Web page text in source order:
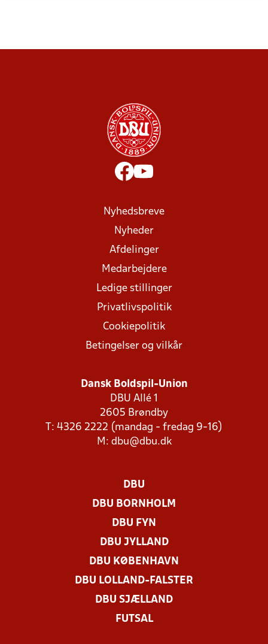
Nyhedsbreve
Nyheder
Afdelinger
Medarbejdere
Ledige stillinger
Privatlivspolitik
Cookiepolitik
Betingelser og vilkår
Dansk Boldspil-Union
DBU Allé 1
2605 Brøndby
T: 4326 2222 (mandag - fredag 9-16)
M: dbu@dbu.dk
DBU
DBU BORNHOLM
DBU FYN
DBU JYLLAND
DBU KØBENHAVN
DBU LOLLAND-FALSTER
DBU SJÆLLAND
FUTSAL